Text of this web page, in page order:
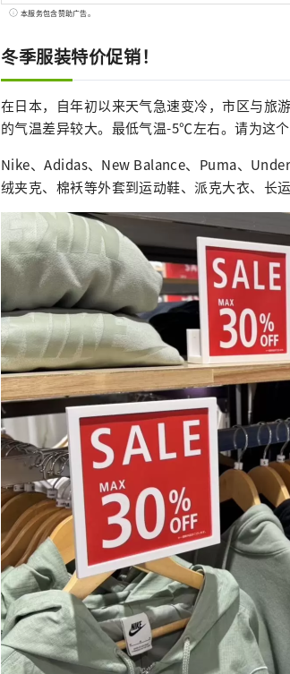
本服务包含赞助广告。
冬季服装特价促销！
在日本，自年初以来天气急速变冷，市区与旅
的气温差异较大。最低气温-5℃左右。请为这个
Nike、Adidas、New Balance、Puma、
绒夹克、棉袄等外套到运动鞋、派克大衣、长运